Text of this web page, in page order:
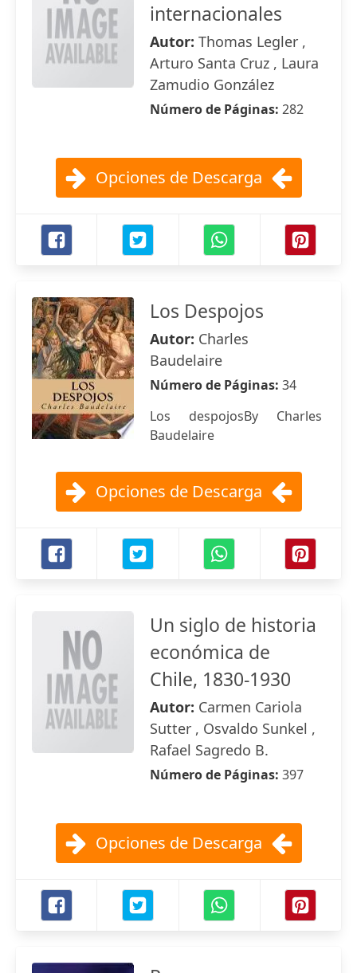
internacionales
Autor: Thomas Legler ,
Arturo Santa Cruz , Laura
Zamudio González
Número de Páginas: 282
Opciones de Descarga
Los Despojos
Autor: Charles
Baudelaire
Número de Páginas: 34
Los despojosBy Charles
Baudelaire
Opciones de Descarga
Un siglo de historia
económica de
Chile, 1830-1930
Autor: Carmen Cariola
Sutter , Osvaldo Sunkel ,
Rafael Sagredo B.
Número de Páginas: 397
Opciones de Descarga